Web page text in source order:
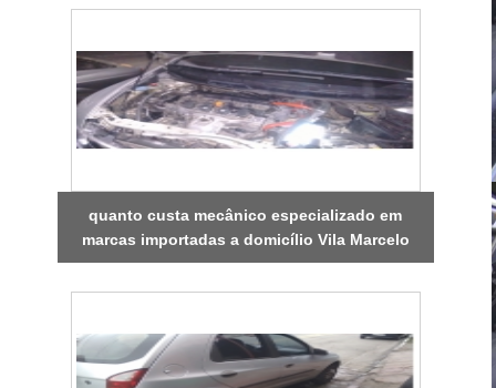
quanto custa mecânico especializado em
marcas importadas a domicílio Vila Marcelo